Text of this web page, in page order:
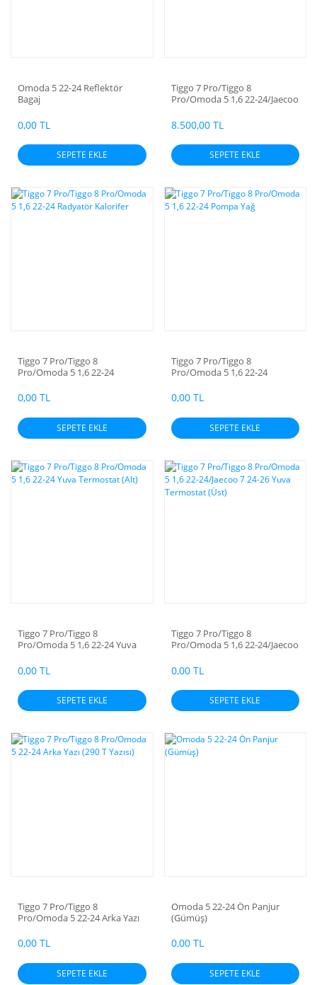
Omoda 5 22-24 Reflektör
Bagaj
0,00 TL
SEPETE EKLE
Tiggo 7 Pro/Tiggo 8
Pro/Omoda 5 1,6 22-24/Jaecoo
8.500,00 TL
SEPETE EKLE
Tiggo 7 Pro/Tiggo 8
Pro/Omoda 5 1,6 22-24
0,00 TL
SEPETE EKLE
Tiggo 7 Pro/Tiggo 8
Pro/Omoda 5 1,6 22-24
0,00 TL
SEPETE EKLE
Tiggo 7 Pro/Tiggo 8
Pro/Omoda 5 1,6 22-24 Yuva
0,00 TL
SEPETE EKLE
Tiggo 7 Pro/Tiggo 8
Pro/Omoda 5 1,6 22-24/Jaecoo
0,00 TL
SEPETE EKLE
Tiggo 7 Pro/Tiggo 8
Pro/Omoda 5 22-24 Arka Yazı
0,00 TL
SEPETE EKLE
Omoda 5 22-24 Ön Panjur
(Gümüş)
0,00 TL
SEPETE EKLE